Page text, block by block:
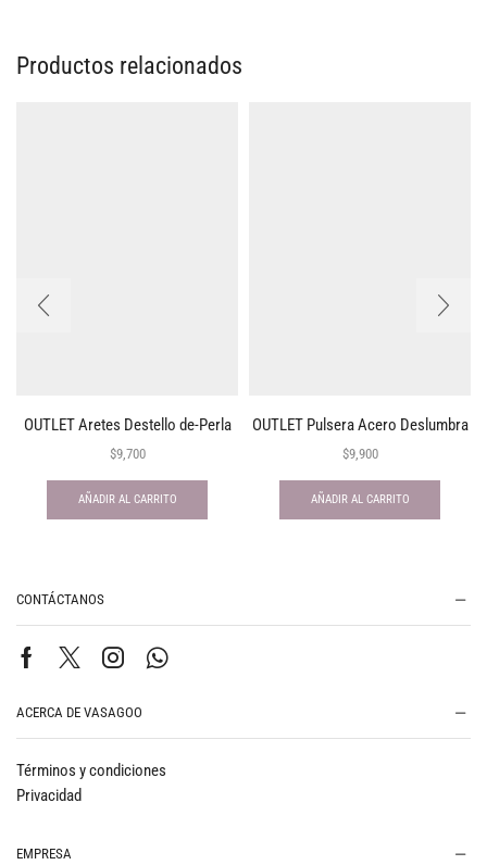
Productos relacionados
OUTLET Aretes Destello de-Perla
$9,700
AÑADIR AL CARRITO
OUTLET Pulsera Acero Deslumbra
$9,900
AÑADIR AL CARRITO
CONTÁCTANOS
ACERCA DE VASAGOO
Términos y condiciones
Privacidad
EMPRESA